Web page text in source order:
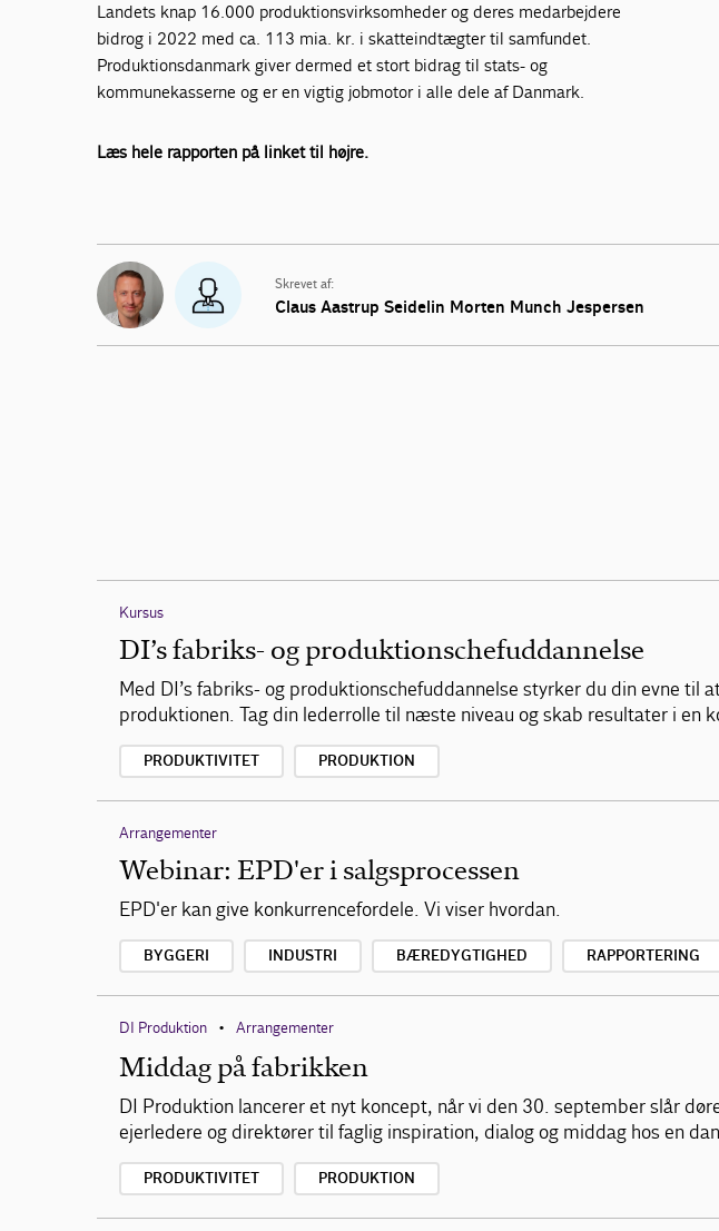
Landets knap 16.000 produktionsvirksomheder og deres medarbejdere
bidrog i 2022 med ca. 113 mia. kr. i skatteindtægter til samfundet.
Produktionsdanmark giver dermed et stort bidrag til stats- og
kommunekasserne og er en vigtig jobmotor i alle dele af Danmark.
Læs hele rapporten på linket til højre.
Skrevet af:
Claus Aastrup Seidelin Morten Munch Jespersen
Kursus
DI’s fabriks- og produktionschefuddannelse
Med DI’s fabriks- og produktionschefuddannelse styrker du din evne
produktionen. Tag din lederrolle til næste niveau og skab resultater i en
PRODUKTIVITET PRODUKTION
Arrangementer
Webinar: EPD'er i salgsprocessen
EPD'er kan give konkurrencefordele. Vi viser hvordan.
BYGGERI INDUSTRI BÆREDYGTIGHED RAPPORTERING
DI Produktion • Arrangementer
Middag på fabrikken
DI Produktion lancerer et nyt koncept, når vi den 30. september slår
ejerledere og direktører til faglig inspiration, dialog og middag hos en
PRODUKTIVITET PRODUKTION